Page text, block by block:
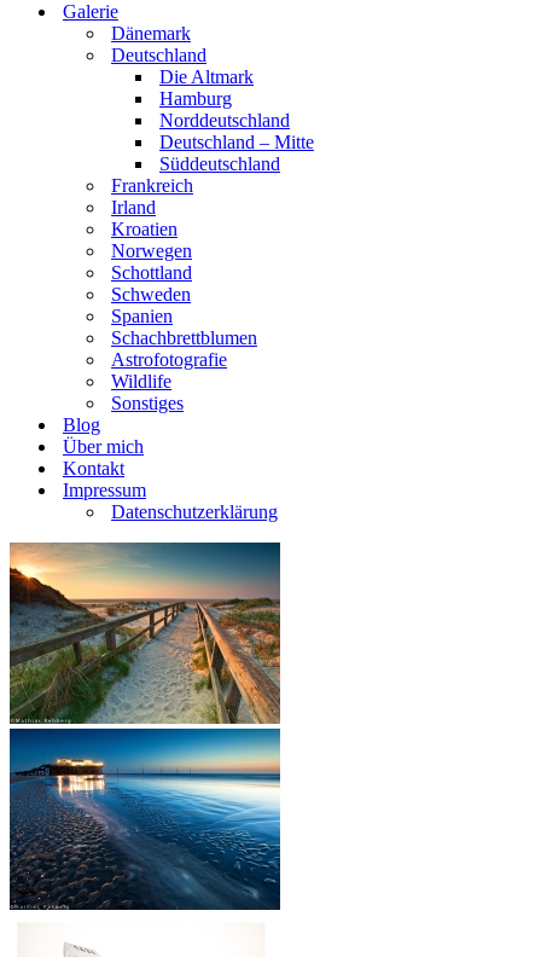
Galerie
Dänemark
Deutschland
Die Altmark
Hamburg
Norddeutschland
Deutschland – Mitte
Süddeutschland
Frankreich
Irland
Kroatien
Norwegen
Schottland
Schweden
Spanien
Schachbrettblumen
Astrofotografie
Wildlife
Sonstiges
Blog
Über mich
Kontakt
Impressum
Datenschutzerklärung